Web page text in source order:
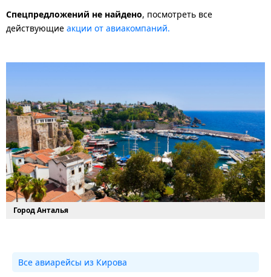
Спецпредложений не найдено, посмотреть все
действующие акции от авиакомпаний.
Город Анталья
Все авиарейсы из Кирова